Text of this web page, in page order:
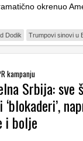
okrenuo
Dodik Trumpovi sinovi u
kampanju
Srbija: sve
i bolje